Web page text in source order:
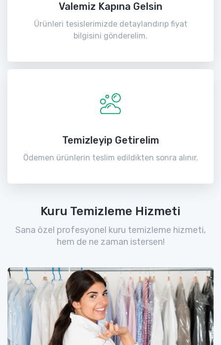
Valemiz Kapına Gelsin
Ürünleri tesislerimizde detaylandırıp fiyat
bilgisini gönderelim.
Temizleyip Getirelim
Ödemen ürünlerin teslim edildikten sonra alınır.
Kuru Temizleme Hizmeti
Sana özel profesyonel kuru temizleme hizmeti,
hem de ne zaman istersen!